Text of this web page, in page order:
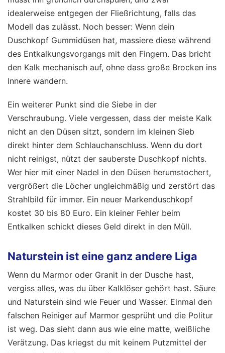
idealerweise entgegen der Fließrichtung, falls das
Modell das zulässt. Noch besser: Wenn dein
Duschkopf Gummidüsen hat, massiere diese während
des Entkalkungsvorgangs mit den Fingern. Das bricht
den Kalk mechanisch auf, ohne dass große Brocken ins
Innere wandern.
Ein weiterer Punkt sind die Siebe in der
Verschraubung. Viele vergessen, dass der meiste Kalk
nicht an den Düsen sitzt, sondern im kleinen Sieb
direkt hinter dem Schlauchanschluss. Wenn du dort
nicht reinigst, nützt der sauberste Duschkopf nichts.
Wer hier mit einer Nadel in den Düsen herumstochert,
vergrößert die Löcher ungleichmäßig und zerstört das
Strahlbild für immer. Ein neuer Markenduschkopf
kostet 30 bis 80 Euro. Ein kleiner Fehler beim
Entkalken schickt dieses Geld direkt in den Müll.
Naturstein ist eine ganz andere Liga
Wenn du Marmor oder Granit in der Dusche hast,
vergiss alles, was du über Kalklöser gehört hast. Säure
und Naturstein sind wie Feuer und Wasser. Einmal den
falschen Reiniger auf Marmor gesprüht und die Politur
ist weg. Das sieht dann aus wie eine matte, weißliche
Verätzung. Das kriegst du mit keinem Putzmittel der